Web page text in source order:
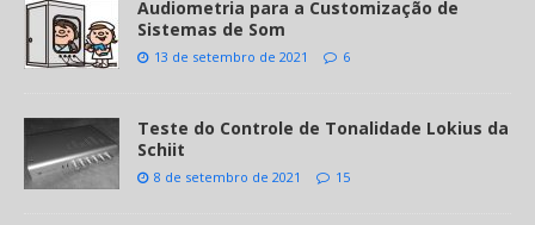
Audiometria para a Customização de
Sistemas de Som
13 de setembro de 2021 6
Teste do Controle de Tonalidade Lokius da
Schiit
8 de setembro de 2021 15